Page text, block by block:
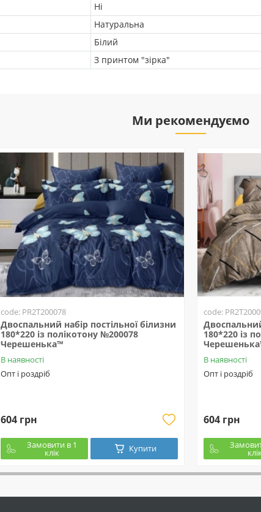
Ні
Натуральна
Білий
З принтом "зірка"
Ми рекомендуємо
code: PR2T200078
Двоспальний набір постільної білизни
180*220 із полікотону №200078
Черешенька™
В наявності
Опт і роздріб
604 грн
Замовити в 1
клік Купити
code:
180*220 із
В наявності
Опт і роздріб
604 грн
клік